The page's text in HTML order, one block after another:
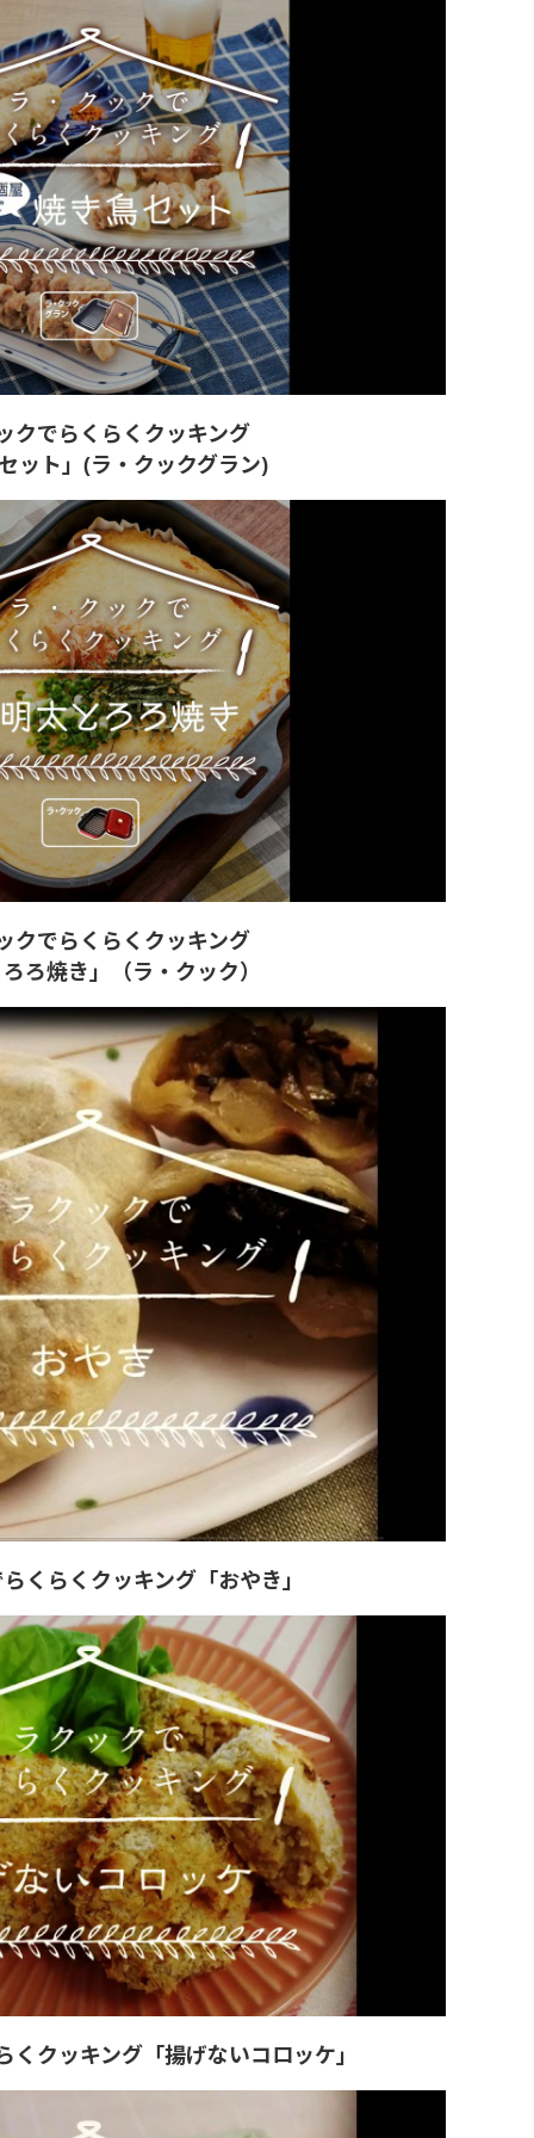
クでらくらくクッキング
ット」(ラ・クックグラン)
クでらくらくクッキング
ろ焼き」（ラ・クック）
くらくクッキング「おやき」
くクッキング「揚げないコロッケ」